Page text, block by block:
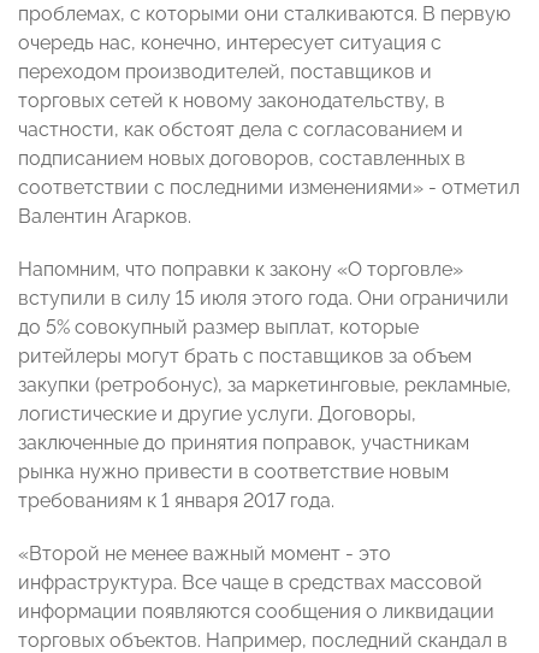
проблемах, с которыми они сталкиваются. В первую
очередь нас, конечно, интересует ситуация с
переходом производителей, поставщиков и
торговых сетей к новому законодательству, в
частности, как обстоят дела с согласованием и
подписанием новых договоров, составленных в
соответствии с последними изменениями» - отметил
Валентин Агарков.
Напомним, что поправки к закону «О торговле»
вступили в силу 15 июля этого года. Они ограничили
до 5% совокупный размер выплат, которые
ритейлеры могут брать с поставщиков за объем
закупки (ретробонус), за маркетинговые, рекламные,
логистические и другие услуги. Договоры,
заключенные до принятия поправок, участникам
рынка нужно привести в соответствие новым
требованиям к 1 января 2017 года.
«Второй не менее важный момент - это
инфраструктура. Все чаще в средствах массовой
информации появляются сообщения о ликвидации
торговых объектов. Например, последний скандал в